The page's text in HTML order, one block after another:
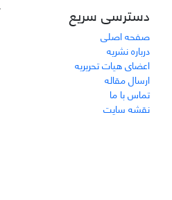
دسترسی سریع
صفحه اصلی
درباره نشریه
اعضای هیات تحریریه
ارسال مقاله
تماس با ما
نقشه سایت